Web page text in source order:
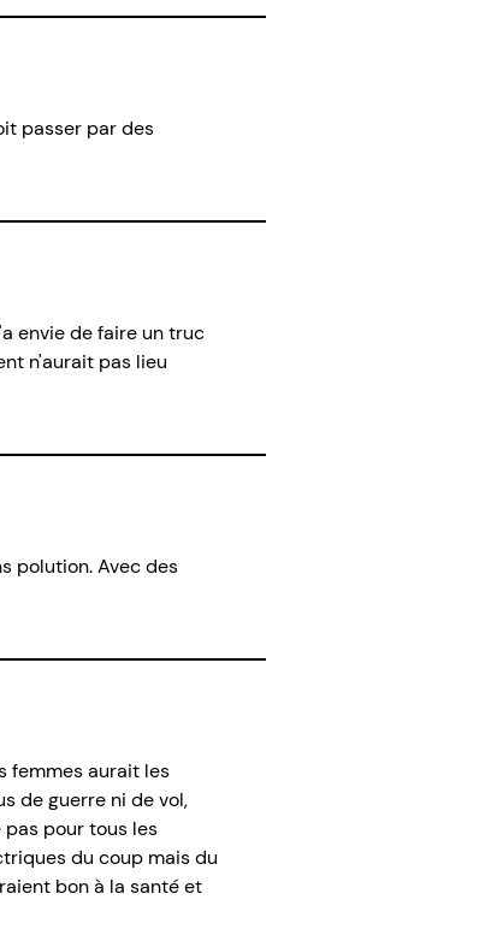
passer par des
envie de faire un truc
n'aurait pas lieu
polution. Avec des
femmes aurait les
de guerre ni de vol,
pour tous les
du coup mais du
bon à la santé et